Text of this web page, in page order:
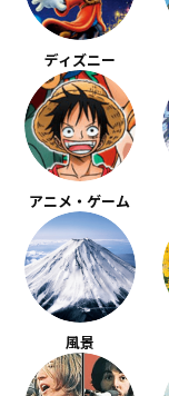
ディズニー
アニメ・ゲーム
風景